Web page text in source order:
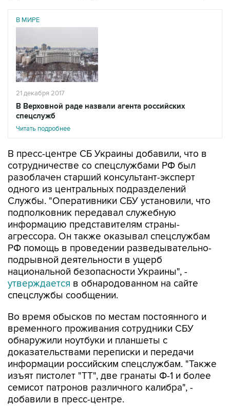
В МИРЕ
21 декабря 2017
В Верховной раде назвали агента российских
спецслужб
Читать подробнее
В пресс-центре СБ Украины добавили, что в
сотрудничестве со спецслужбами РФ был
разоблачен старший консультант-эксперт
одного из центральных подразделений
Службы. "Оперативники СБУ установили, что
подполковник передавал служебную
информацию представителям страны-
агрессора. Он также оказывал спецслужбам
РФ помощь в проведении разведывательно-
подрывной деятельности в ущерб
национальной безопасности Украины", -
утверждается в обнародованном на сайте
спецслужбы сообщении.
Во время обысков по местам постоянного и
временного проживания сотрудники СБУ
обнаружили ноутбуки и планшеты с
доказательствами переписки и передачи
информации российским спецслужбам. "Также
изъят пистолет "ТТ", две гранаты Ф-1 и более
семисот патронов различного калибра", -
добавили в пресс-центре.